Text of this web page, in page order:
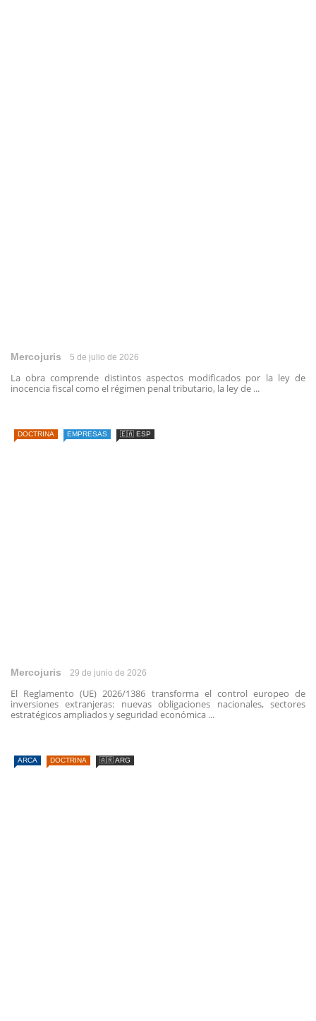
Mercojuris 5 de julio de 2026
La obra comprende distintos aspectos modificados por la ley de
inocencia fiscal como el régimen penal tributario, la ley de ...
DOCTRINA EMPRESAS 🇪🇦 ESP
Mercojuris 29 de junio de 2026
El Reglamento (UE) 2026/1386 transforma el control europeo de
inversiones extranjeras: nuevas obligaciones nacionales, sectores
estratégicos ampliados y seguridad económica ...
ARCA DOCTRINA 🇦🇷 ARG